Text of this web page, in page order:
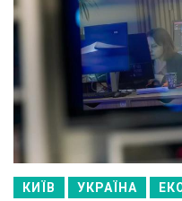
КИЇВ УКРАЇНА